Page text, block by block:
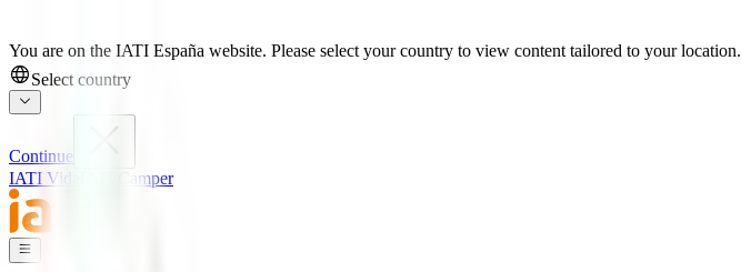
You are on the IATI España website. Please select your country to view content tailored to your location.
Select country
Continue
IATI Vida
IATI Camper